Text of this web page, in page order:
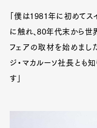
「僕は1981年に初めて
に触れ、80年代末から
フェアの取材を始めまし
ジ・マカルーソ社長とも
す」